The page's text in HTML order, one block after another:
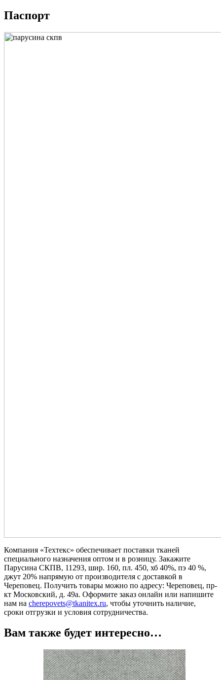
Паспорт
Компания «Техтекс» обеспечивает поставки тканей
специального назначения оптом и в розницу. Закажите
Парусина СКПВ, 11293, шир. 160, пл. 450, хб 40%, пэ 40 %,
джут 20% напрямую от производителя с доставкой в
Череповец. Получить товары можно по адресу: Череповец, пр-
кт Московский, д. 49а. Оформите заказ онлайн или напишите
нам на cherepovets@tkanitex.ru, чтобы уточнить наличие,
сроки отгрузки и условия сотрудничества.
Вам также будет интересно…